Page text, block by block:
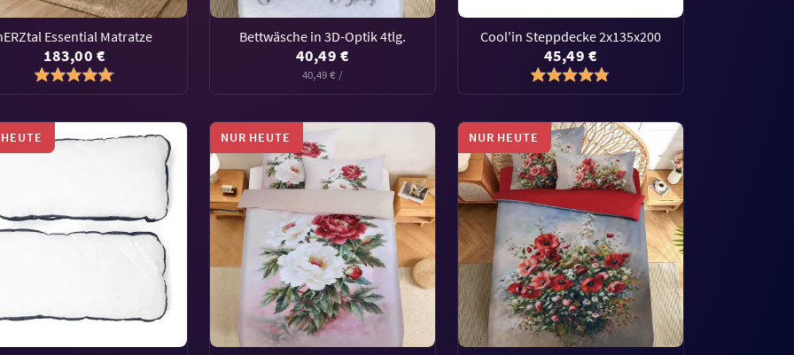
Essential Matratze
183,00 €
Bettwäsche in 3D-Optik 4tlg.
40,49 €
40,49 € /
Cool'in Steppdecke 2x135x200
45,49 €
NUR HEUTE NUR HEUTE